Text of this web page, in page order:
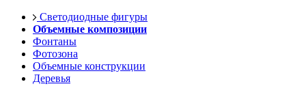
Светодиодные фигуры
Объемные композиции
Фонтаны
Фотозона
Объемные конструкции
Деревья